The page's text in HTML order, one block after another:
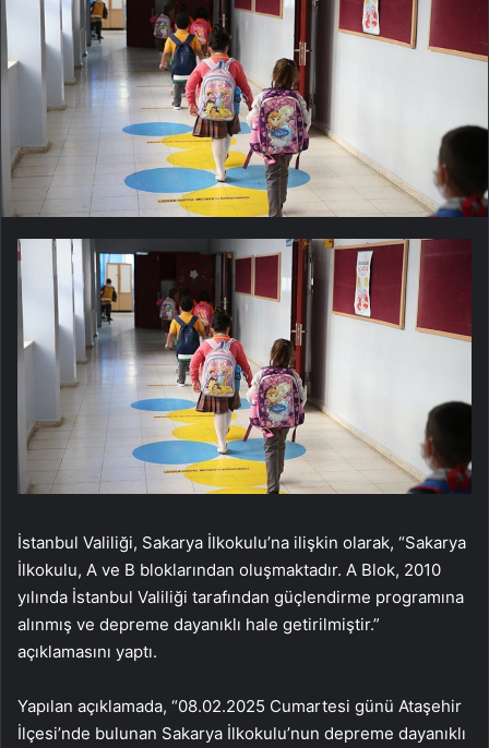
İstanbul Valiliği, Sakarya İlkokulu’na ilişkin olarak, “Sakarya
İlkokulu, A ve B bloklarından oluşmaktadır. A Blok, 2010
yılında İstanbul Valiliği tarafından güçlendirme programına
alınmış ve depreme dayanıklı hale getirilmiştir.”
açıklamasını yaptı.
Yapılan açıklamada, “08.02.2025 Cumartesi günü Ataşehir
İlçesi’nde bulunan Sakarya İlkokulu’nun depreme dayanıklı